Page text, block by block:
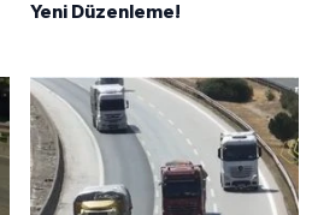
Yeni Düzenleme!